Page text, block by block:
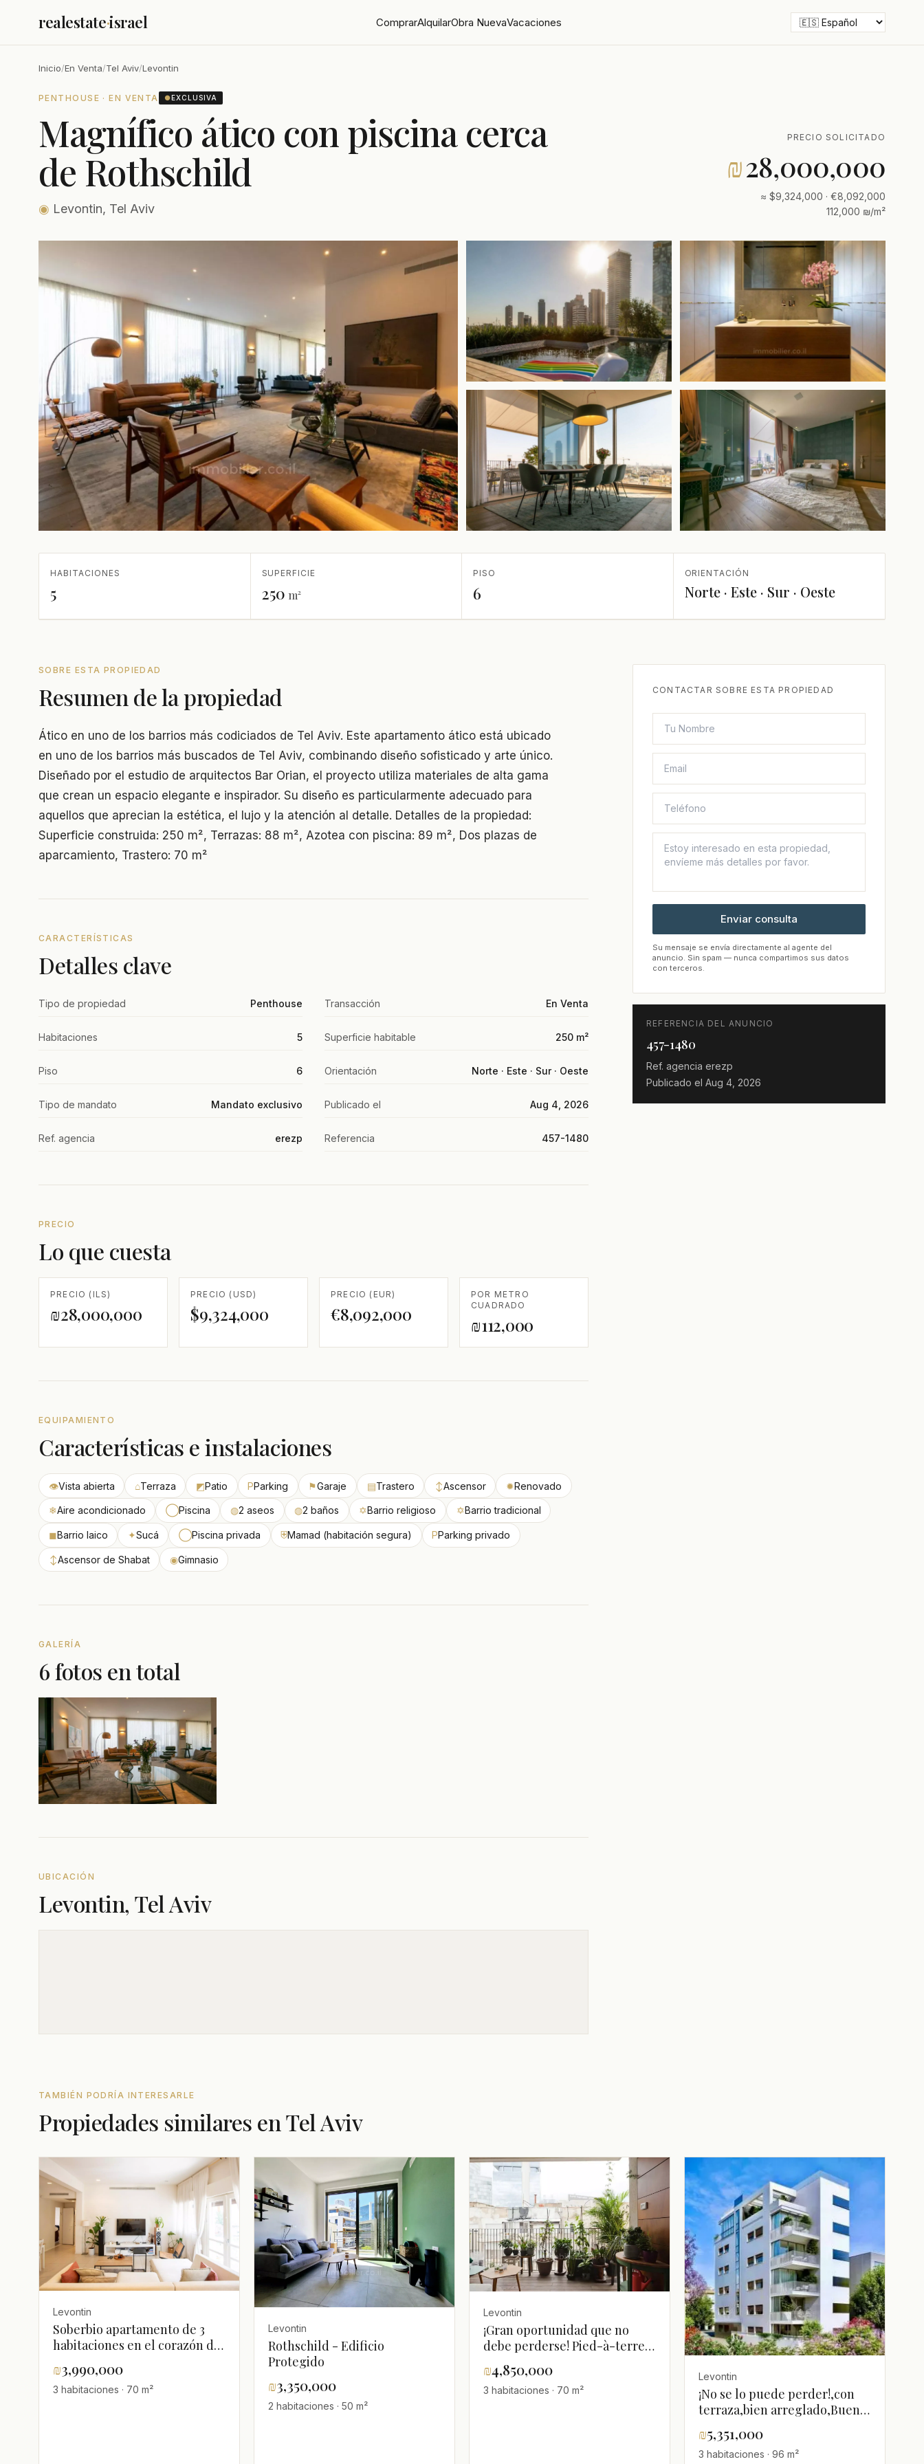
realestate·israel ComprarAlquilarObra NuevaVacaciones
Inicio/En Venta/Tel Aviv/Levontin
PENTHOUSE · EN VENTA ●EXCLUSIVA
Magnífico ático con piscina cerca
de Rothschild
◉ Levontin, Tel Aviv
PRECIO SOLICITADO
₪28,000,000
≈ $9,324,000 · €8,092,000
112,000 ₪/m²
HABITACIONES
5
SUPERFICIE
250 m²
PISO
6
ORIENTACIÓN
Norte · Este · Sur · Oeste
SOBRE ESTA PROPIEDAD
Resumen de la propiedad
Ático en uno de los barrios más codiciados de Tel Aviv. Este apartamento ático está ubicado
en uno de los barrios más buscados de Tel Aviv, combinando diseño sofisticado y arte único.
Diseñado por el estudio de arquitectos Bar Orian, el proyecto utiliza materiales de alta gama
que crean un espacio elegante e inspirador. Su diseño es particularmente adecuado para
aquellos que aprecian la estética, el lujo y la atención al detalle. Detalles de la propiedad:
Superficie construida: 250 m², Terrazas: 88 m², Azotea con piscina: 89 m², Dos plazas de
aparcamiento, Trastero: 70 m²
CARACTERÍSTICAS
Detalles clave
Tipo de propiedad Penthouse Transacción En Venta
Habitaciones 5 Superficie habitable 250 m²
Piso 6 Orientación Norte · Este · Sur · Oeste
Tipo de mandato Mandato exclusivo Publicado el Aug 4, 2026
Ref. agencia erezp Referencia 457-1480
PRECIO
Lo que cuesta
PRECIO (ILS)
₪28,000,000
PRECIO (USD)
$9,324,000
PRECIO (EUR)
€8,092,000
POR METRO
CUADRADO
₪112,000
EQUIPAMIENTO
Características e instalaciones
👁Vista abierta ⌂Terraza ◩Patio PParking ⚑Garaje ▤Trastero ↕Ascensor ✹Renovado
❄Aire acondicionado ◯Piscina ◍2 aseos ◍2 baños ✡Barrio religioso ✡Barrio tradicional
◼Barrio laico ✦Sucá ◯Piscina privada ⛨Mamad (habitación segura) PParking privado
↕Ascensor de Shabat ◉Gimnasio
GALERÍA
6 fotos en total
UBICACIÓN
Levontin, Tel Aviv
CONTACTAR SOBRE ESTA PROPIEDAD
Enviar consulta
Su mensaje se envía directamente al agente del
anuncio. Sin spam — nunca compartimos sus datos
con terceros.
REFERENCIA DEL ANUNCIO
457-1480
Ref. agencia erezp
Publicado el Aug 4, 2026
TAMBIÉN PODRÍA INTERESARLE
Propiedades similares en Tel Aviv
Levontin
Soberbio apartamento de 3
habitaciones en el corazón de
₪3,990,000
3 habitaciones · 70 m²
Levontin
Rothschild - Edificio
Protegido
₪3,350,000
2 habitaciones · 50 m²
Levontin
¡Gran oportunidad que no
debe perderse! Pied-à-terre
ideal, hermoso piso de 3
habitaciones completamente
renovado en venta en el
₪4,850,000
3 habitaciones · 70 m²
Levontin
¡No se lo puede perder!,con
terraza,bien arreglado,Buena
edificio,en un edificio
nuevo,nuevo,Proyecto de
₪5,351,000
3 habitaciones · 96 m²